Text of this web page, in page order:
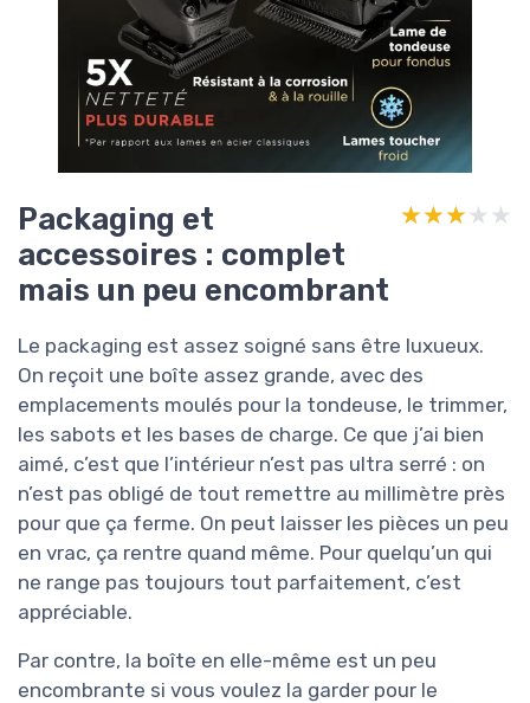
Packaging et
accessoires : complet
mais un peu encombrant
★★★★★
★★★★★
Le packaging est assez soigné sans être luxueux.
On reçoit une boîte assez grande, avec des
emplacements moulés pour la tondeuse, le trimmer,
les sabots et les bases de charge. Ce que j’ai bien
aimé, c’est que l’intérieur n’est pas ultra serré : on
n’est pas obligé de tout remettre au millimètre près
pour que ça ferme. On peut laisser les pièces un peu
en vrac, ça rentre quand même. Pour quelqu’un qui
ne range pas toujours tout parfaitement, c’est
appréciable.
Par contre, la boîte en elle-même est un peu
encombrante si vous voulez la garder pour le